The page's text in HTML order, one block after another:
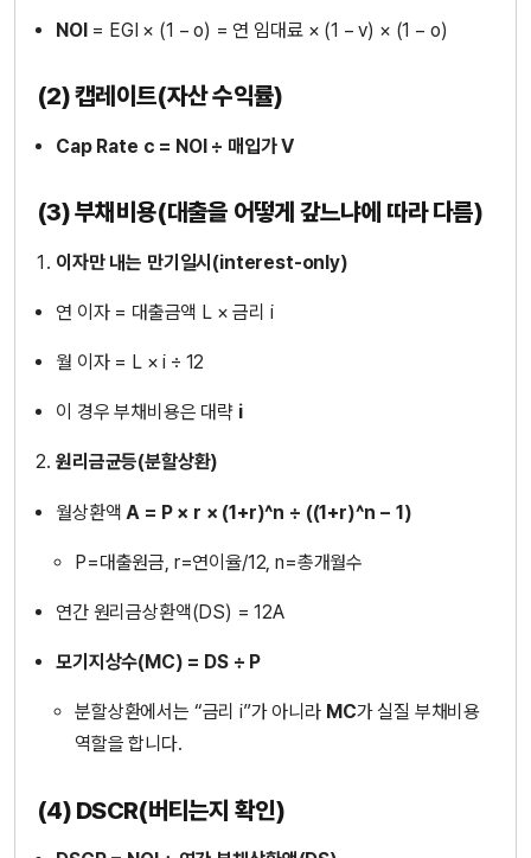
NOI= EGI × (1 − o) = 연 임대료 × (1 − v) × (1 − o)
(2) 캡레이트(자산 수익률)
Cap Rate c = NOI ÷ 매입가 V
(3) 부채비용(대출을 어떻게 갚느냐에 따라 다름)
이자만 내는 만기일시(interest-only)
연 이자 = 대출금액 L × 금리 i
월 이자 = L × i ÷ 12
이 경우 부채비용은 대략 i
원리금균등(분할상환)
월상환액 A = P × r × (1+r)^n ÷ ((1+r)^n − 1)
P=대출원금, r=연이율/12, n=총개월수
연간 원리금상환액(DS) = 12A
모기지상수(MC) = DS ÷ P
분할상환에서는 “금리 i”가 아니라 MC가 실질 부채비용
역할을 합니다.
(4) DSCR(버티는지 확인)